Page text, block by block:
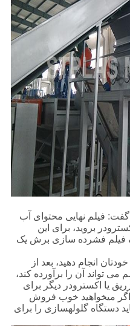
گفت: فیلم نهایی محتوای آب
بروید، برای این
فیلم فشرده سازی برش یک
انجام دهید، بعد از
تواند آن را برآورده کند،
یا اکسترودر دیگر برای
اگر میخواهید خوب فروش
دستگاه گلولهسازی را برای